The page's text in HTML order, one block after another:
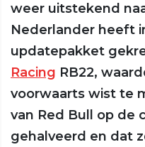
weer uitstekend
Nederlander heeft
updatepakket
Racing RB22,
voorwaarts wist te
van Red Bull op de
gehalveerd en dat